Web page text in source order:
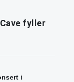
fyller
i